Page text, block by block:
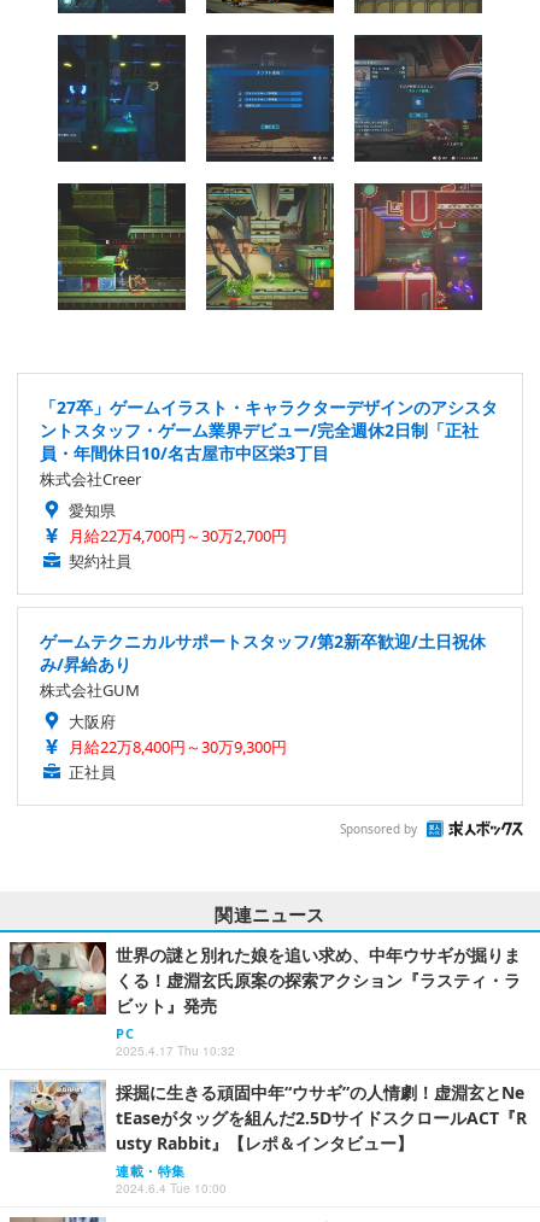
「27卒」ゲームイラスト・キャラクターデザインのアシスタ
ントスタッフ・ゲーム業界デビュー/完全週休2日制「正社
員・年間休日10/名古屋市中区栄3丁目
株式会社Creer
愛知県
月給22万4,700円～30万2,700円
契約社員
ゲームテクニカルサポートスタッフ/第2新卒歓迎/土日祝休
み/昇給あり
株式会社GUM
大阪府
月給22万8,400円～30万9,300円
正社員
Sponsored by
関連ニュース
世界の謎と別れた娘を追い求め、中年ウサギが掘りま
くる！虚淵玄氏原案の探索アクション『ラスティ・ラ
ビット』発売
PC
2025.4.17 Thu 10:32
採掘に生きる頑固中年“ウサギ”の人情劇！虚淵玄とNe
tEaseがタッグを組んだ2.5DサイドスクロールACT『R
usty Rabbit』【レポ＆インタビュー】
連載・特集
2024.6.4 Tue 10:00